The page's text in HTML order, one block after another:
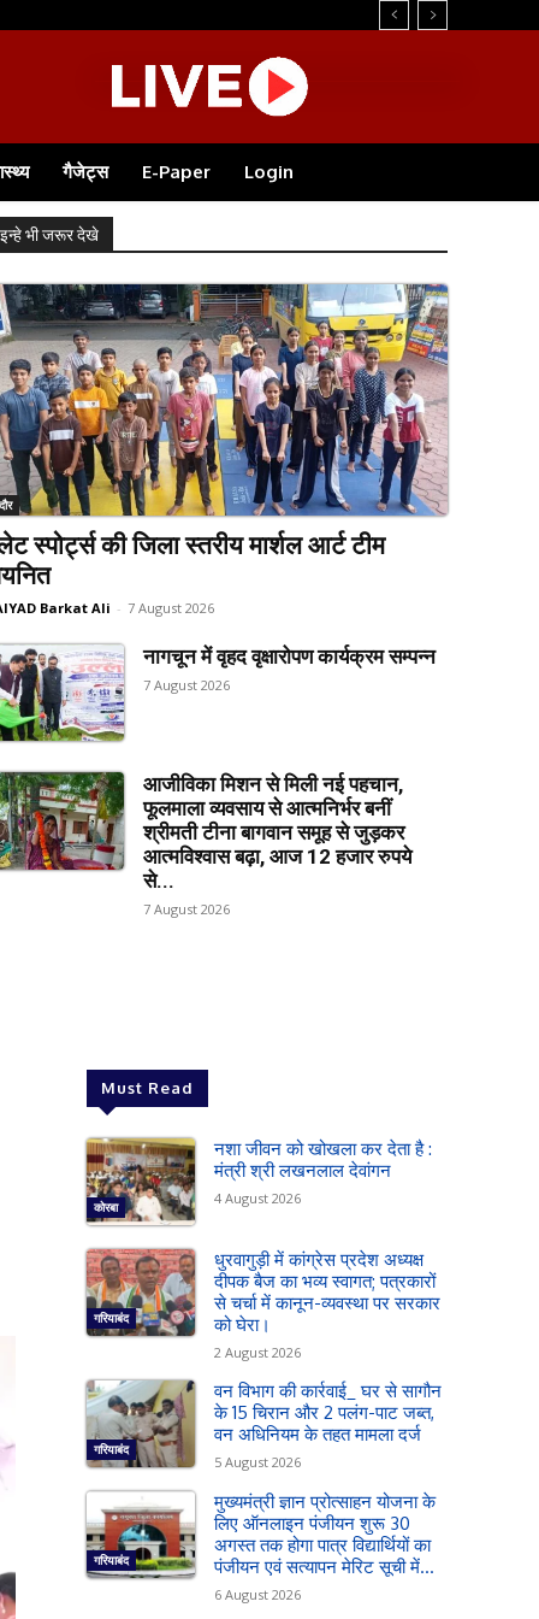
गैजेट्स E-Paper Login
इन्हे भी जरूर देखे
स्पोर्ट्स की जिला स्तरीय मार्शल आर्ट टीम
Barkat Ali - 7 August 2026
नागचून में वृहद वृक्षारोपण कार्यक्रम सम्पन्न
7 August 2026
आजीविका मिशन से मिली नई पहचान,
फूलमाला व्यवसाय से आत्मनिर्भर बनीं
श्रीमती टीना बागवान समूह से जुड़कर
आत्मविश्वास बढ़ा, आज 12 हजार रुपये
से...
7 August 2026
Must Read
कोरबा
नशा जीवन को खोखला कर देता है :
मंत्री श्री लखनलाल देवांगन
4 August 2026
गरियाबंद
धुरवागुड़ी में कांग्रेस प्रदेश अध्यक्ष
दीपक बैज का भव्य स्वागत; पत्रकारों
से चर्चा में कानून-व्यवस्था पर सरकार
को घेरा।
2 August 2026
गरियाबंद
वन विभाग की कार्रवाई_ घर से सागौन
के 15 चिरान और 2 पलंग-पाट जब्त,
वन अधिनियम के तहत मामला दर्ज
5 August 2026
गरियाबंद
मुख्यमंत्री ज्ञान प्रोत्साहन योजना के
लिए ऑनलाइन पंजीयन शुरू 30
अगस्त तक होगा पात्र विद्यार्थियों का
पंजीयन एवं सत्यापन मेरिट सूची में...
6 August 2026